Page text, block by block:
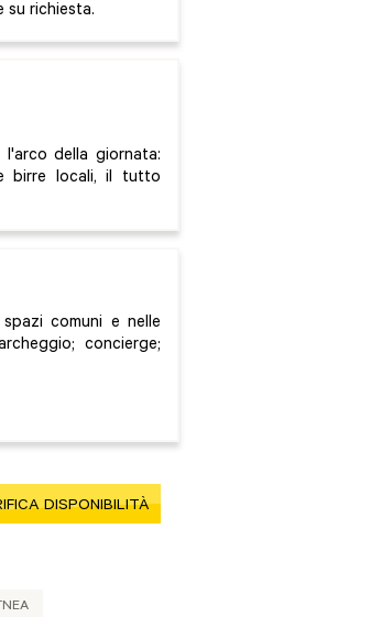
su richiesta.
della giornata:
birre locali, il tutto
spazi comuni e nelle
concierge;
DISPONIBILITÀ